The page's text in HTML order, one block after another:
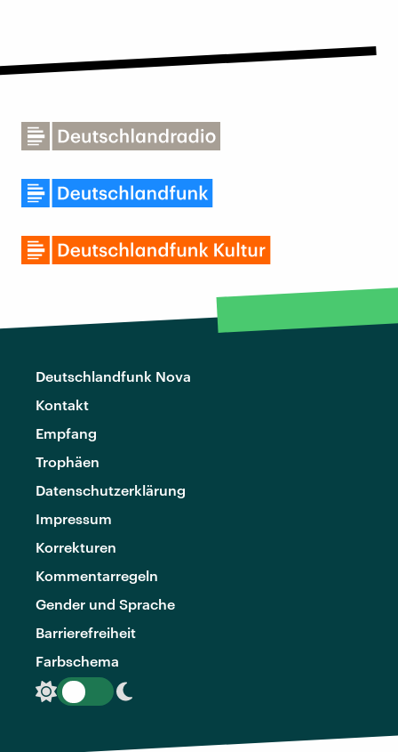
Deutschlandfunk Nova
Kontakt
Empfang
Trophäen
Datenschutzerklärung
Impressum
Korrekturen
Kommentarregeln
Gender und Sprache
Barrierefreiheit
Farbschema